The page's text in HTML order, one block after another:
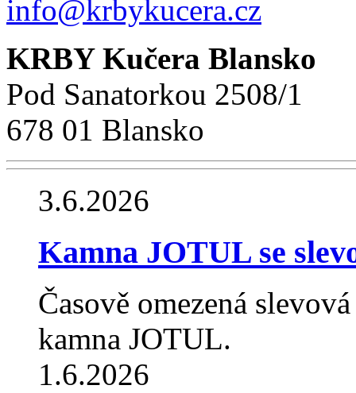
info@krbykucera.cz
KRBY Kučera Blansko
Pod Sanatorkou 2508/1
678 01 Blansko
3.6.2026
Kamna JOTUL se
Časově omezená
kamna JOTUL.
1.6.2026